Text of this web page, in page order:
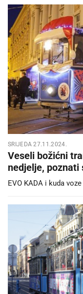
SRIJEDA 27.11.2024.
Veseli božićni
nedjelje, poznati
EVO KADA i kuda